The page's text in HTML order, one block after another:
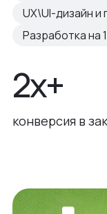
UX\UI-дизайн
Разработка на
2x+
конверсия в